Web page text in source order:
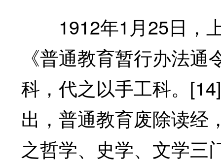
1912年1月25日，上
《普通教育暂行办法
科，代之以手工科。
出，普通教育废除读经
之哲学、史学、文学三